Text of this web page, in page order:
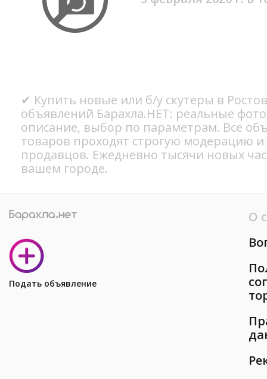
✔ Купить новые или б/у скутеры в
объявлений Барахла.НЕТ: реальные
описание, выбор по параметрам. Все
товаров проходят строгую модерацию
продавцов. Ежедневно тысячи новых
вашем городе.
Подать объявление
О